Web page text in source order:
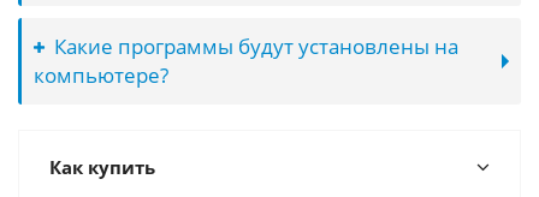
Какие программы будут установлены на
компьютере?
Как купить